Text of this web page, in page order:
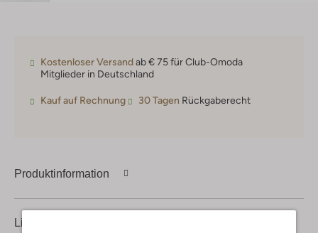
Kostenloser Versandab € 75 für Club-Omoda
Mitglieder in Deutschland
Kauf auf Rechnung 30 Tagen Rückgaberecht
Produktinformation
Lieferung & Rückgabe